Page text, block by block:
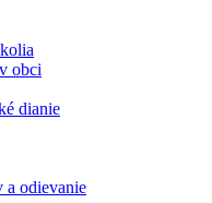
obci
dianie
odievanie